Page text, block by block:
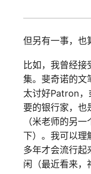
但另有一事，也
比如，我曾经
集。斐奇诺的文
太讨好Patron
要的银行家，也
（米老师的另
下）。我可以理
多年才会流行
闲（最近看来，